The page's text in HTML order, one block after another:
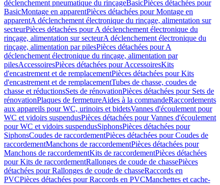
déclenchement pneumatique du rinçageBasicPièces détachées pour
BasicMontage en apparentPièces détachées pour Montage en
apparentA déclenchement électronique du rinçage, alimentation sur
secteurPièces détachées pour A déclenchement électronique du
rinçage, alimentation sur secteurA déclenchement électronique du
rinçage, alimentation par pilesPièces détachées pour A
déclenchement électronique du rinçage, alimentation par
pilesAccessoiresPièces détachées pour AccessoiresKits
d'encastrement et de remplacementPièces détachées pour Kits
d'encastrement et de remplacementTubes de chasse, coudes de
chasse et réductionsSets de rénovationPièces détachées pour Sets de
rénovationPlaques de fermetureAides à la commandeRaccordements
aux appareils pour WC, urinoirs et bidetsVannes d'écoulement pour
WC et vidoirs suspendusPièces détachées pour Vannes d'écoulement
pour WC et vidoirs suspendusSiphonsPièces détachées pour
SiphonsCoudes de raccordementPièces détachées pour Coudes de
raccordementManchons de raccordementPièces détachées pour
Manchons de raccordementKits de raccordementPièces détachées
pour Kits de raccordementRallonges de coude de chassePièces
détachées pour Rallonges de coude de chasseRaccords en
PVCPièces détachées pour Raccords en PVCManchettes et cache-